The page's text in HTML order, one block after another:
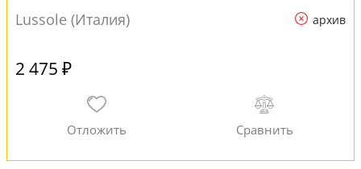
Lussole (Италия)
архив
2 475 ₽